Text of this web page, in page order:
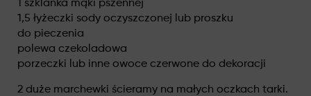
1 szklanka mąki pszennej
1,5 łyżeczki sody oczyszczonej lub proszku
do pieczenia
polewa czekoladowa
porzeczki lub inne owoce czerwone do dekoracji
2 duże marchewki ścieramy na małych oczkach tarki.